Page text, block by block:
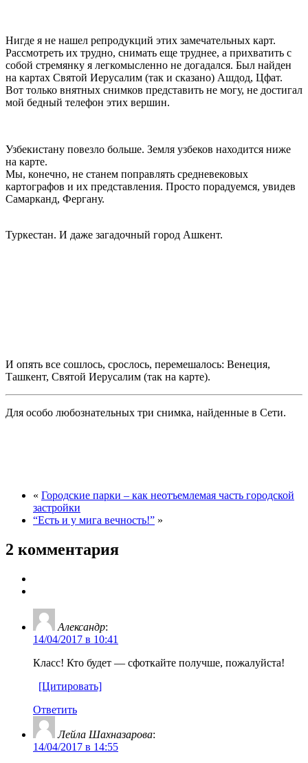
Нигде я не нашел репродукций этих замечательных карт.
Рассмотреть их трудно, снимать еще труднее, а прихватить с
собой стремянку я легкомысленно не догадался. Был найден
на картах Святой Иерусалим (так и сказано) Ашдод, Цфат.
Вот только внятных снимков представить не могу, не достигал
мой бедный телефон этих вершин.
Узбекистану повезло больше. Земля узбеков находится ниже
на карте.
Мы, конечно, не станем поправлять средневековых
картографов и их представления. Просто порадуемся, увидев
Самарканд, Фергану.
Туркестан. И даже загадочный город Ашкент.
И опять все сошлось, срослось, перемешалось: Венеция,
Ташкент, Святой Иерусалим (так на карте).
Для особо любознательных три снимка, найденные в Сети.
« Городские парки – как неотъемлемая часть городской
застройки
“Есть и у мига вечность!” »
2 комментария
Александр:
14/04/2017 в 10:41
Класс! Кто будет — сфоткайте получше, пожалуйста!
[Цитировать]
Ответить
Лейла Шахназарова:
14/04/2017 в 14:55